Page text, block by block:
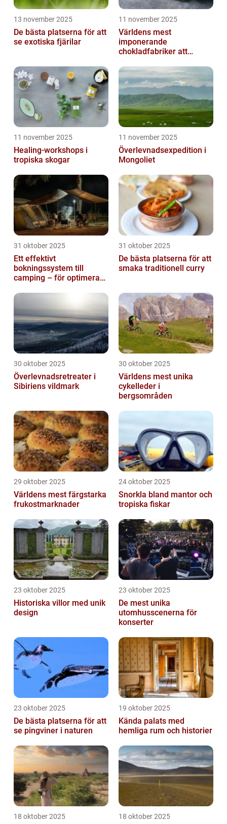
13 november 2025
De bästa platserna för att
se exotiska fjärilar
11 november 2025
Världens mest
imponerande
chokladfabriker att
11 november 2025
Healing-workshops i
tropiska skogar
11 november 2025
Överlevnadsexpedition i
Mongoliet
31 oktober 2025
Ett effektivt
bokningssystem till
camping – för optimerad
31 oktober 2025
De bästa platserna för att
smaka traditionell curry
30 oktober 2025
Överlevnadsretreater i
Sibiriens vildmark
30 oktober 2025
Världens mest unika
cykelleder i
bergsområden
29 oktober 2025
Världens mest färgstarka
frukostmarknader
24 oktober 2025
Snorkla bland mantor och
tropiska fiskar
23 oktober 2025
Historiska villor med unik
design
23 oktober 2025
De mest unika
utomhusscenerna för
konserter
23 oktober 2025
De bästa platserna för att
se pingviner i naturen
19 oktober 2025
Kända palats med
hemliga rum och historier
18 oktober 2025 18 oktober 2025